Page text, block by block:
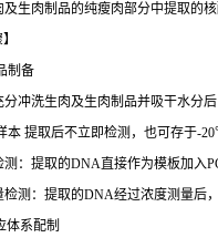
及生肉制品的纯瘦肉部分中提取的
制备
分冲洗生肉及生肉制品并吸干水分后
本 提取后不立即检测，也可存于-20
测：提取的DNA直接作为模板加入
检测：提取的DNA经过浓度测量后
体系配制